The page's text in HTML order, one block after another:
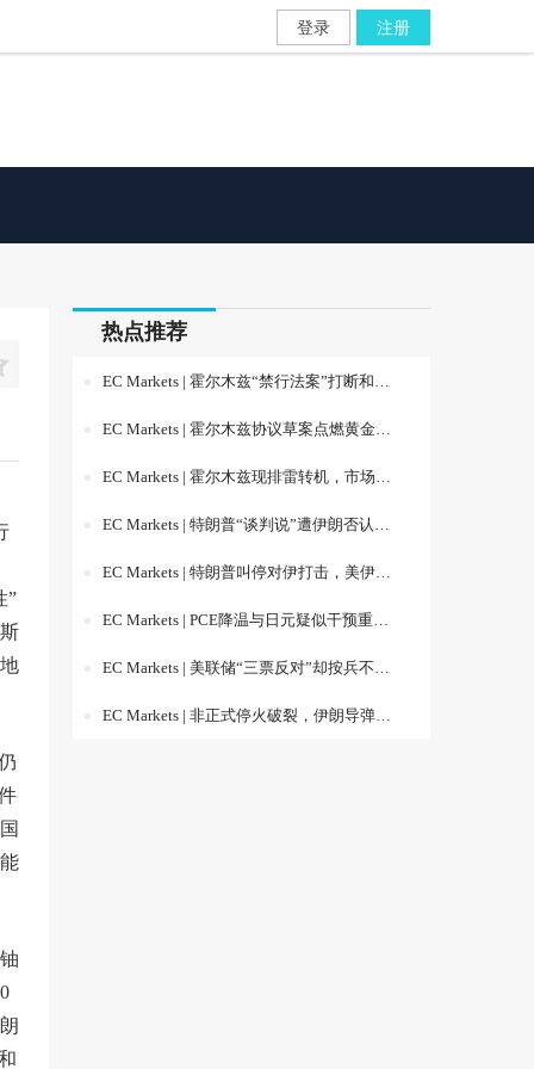
登录 注册
”
热点推荐
EC Markets | 霍尔木兹“禁行法案”打断和平交易，非农夜前市场重回“能源通胀与美联储加息”博弈
EC Markets | 霍尔木兹协议草案点燃黄金反弹，美联储分歧进入新阶段
EC Markets | 霍尔木兹现排雷转机，市场等待就业数据验证美联储路径
EC Markets | 特朗普“谈判说”遭伊朗否认，市场等待美国就业数据定方向
EC Markets | 特朗普叫停对伊打击，美伊重启谈判压垮油价，日美联合干预引爆日元反弹
EC Markets | PCE降温与日元疑似干预重压美元，市场从“美联储加息交易”转向“政策信誉与海上安全”再定价
EC Markets | 美联储“三票反对”却按兵不动，市场重回“政策分裂与地缘升级”双主线
EC Markets | 非正式停火破裂，伊朗导弹重燃油价风险